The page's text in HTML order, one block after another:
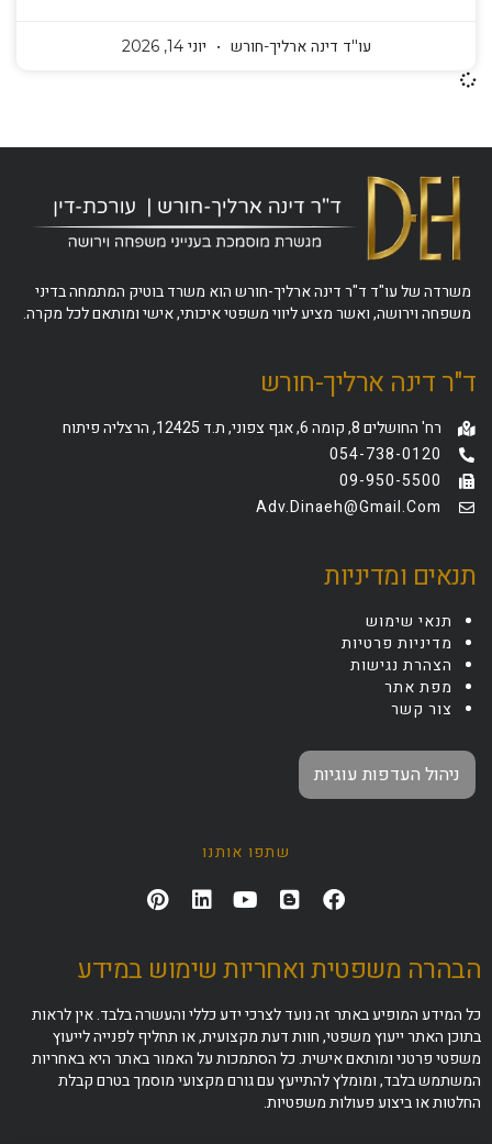
עו''ד דינה ארליך-חורש יוני 14, 2026
משרדה של עו"ד ד"ר דינה ארליך-חורש הוא משרד בוטיק המתמחה בדיני
משפחה וירושה, ואשר מציע ליווי משפטי איכותי, אישי ומותאם לכל מקרה.
ד"ר דינה ארליך-חורש
רח' החושלים 8, קומה 6, אגף צפוני, ת.ד 12425, הרצליה פיתוח
054-738-0120
09-950-5500
Adv.dinaeh@gmail.com
תנאים ומדיניות
תנאי שימוש
מדיניות פרטיות
הצהרת נגישות
מפת אתר
צור קשר
ניהול העדפות עוגיות
שתפו אותנו
הבהרה משפטית ואחריות שימוש במידע
כל המידע המופיע באתר זה נועד לצרכי ידע כללי והעשרה בלבד. אין לראות
בתוכן האתר ייעוץ משפטי, חוות דעת מקצועית, או תחליף לפנייה לייעוץ
משפטי פרטני ומותאם אישית. כל הסתמכות על האמור באתר היא באחריות
המשתמש בלבד, ומומלץ להתייעץ עם גורם מקצועי מוסמך בטרם קבלת
החלטות או ביצוע פעולות משפטיות.